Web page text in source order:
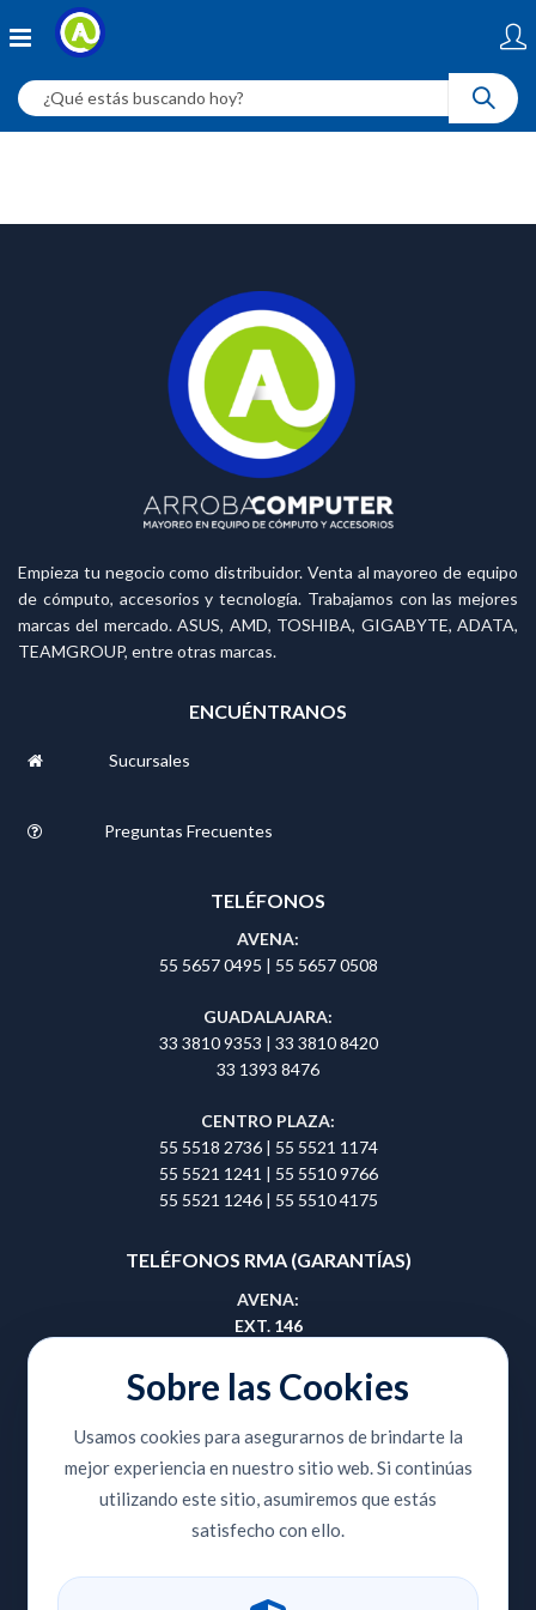
Empieza tu negocio como distribuidor. Venta al mayoreo de equipo
de cómputo, accesorios y tecnología. Trabajamos con las mejores
marcas del mercado. ASUS, AMD, TOSHIBA, GIGABYTE, ADATA,
TEAMGROUP, entre otras marcas.
ENCUÉNTRANOS
Sucursales
Preguntas Frecuentes
TELÉFONOS
AVENA:
55 5657 0495 | 55 5657 0508
GUADALAJARA:
33 3810 9353 | 33 3810 8420
33 1393 8476
CENTRO PLAZA:
55 5518 2736| 55 5521 1174
55 5521 1241 | 55 5510 9766
55 5521 1246 | 55 5510 4175
TELÉFONOS RMA (GARANTÍAS)
AVENA:
EXT. 146
EXT. 414
33 3810 9353|33 3810 8420
CENTRO PLAZA:
Sobre las Cookies
Usamos cookies para asegurarnos de brindarte la
mejor experiencia en nuestro sitio web. Si continúas
utilizando este sitio, asumiremos que estás
satisfecho con ello.